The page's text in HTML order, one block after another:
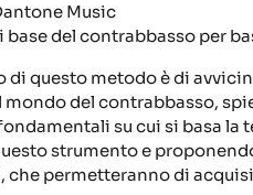
Music
base del contrabbasso per
di questo metodo è di
del contrabbasso,
su cui si basa la
strumento e
che permetteranno di